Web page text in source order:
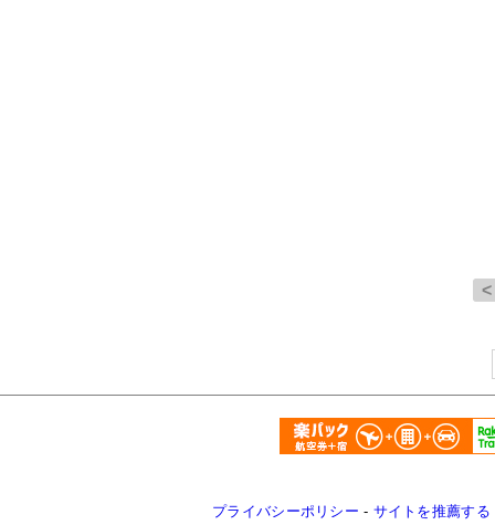
プライバシーポリシー - サイトを推薦する